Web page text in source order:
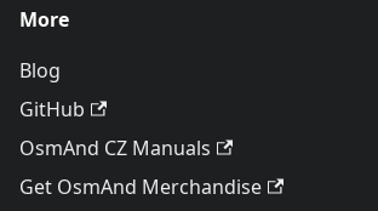
More
Blog
GitHub
OsmAnd CZ Manuals
Get OsmAnd Merchandise